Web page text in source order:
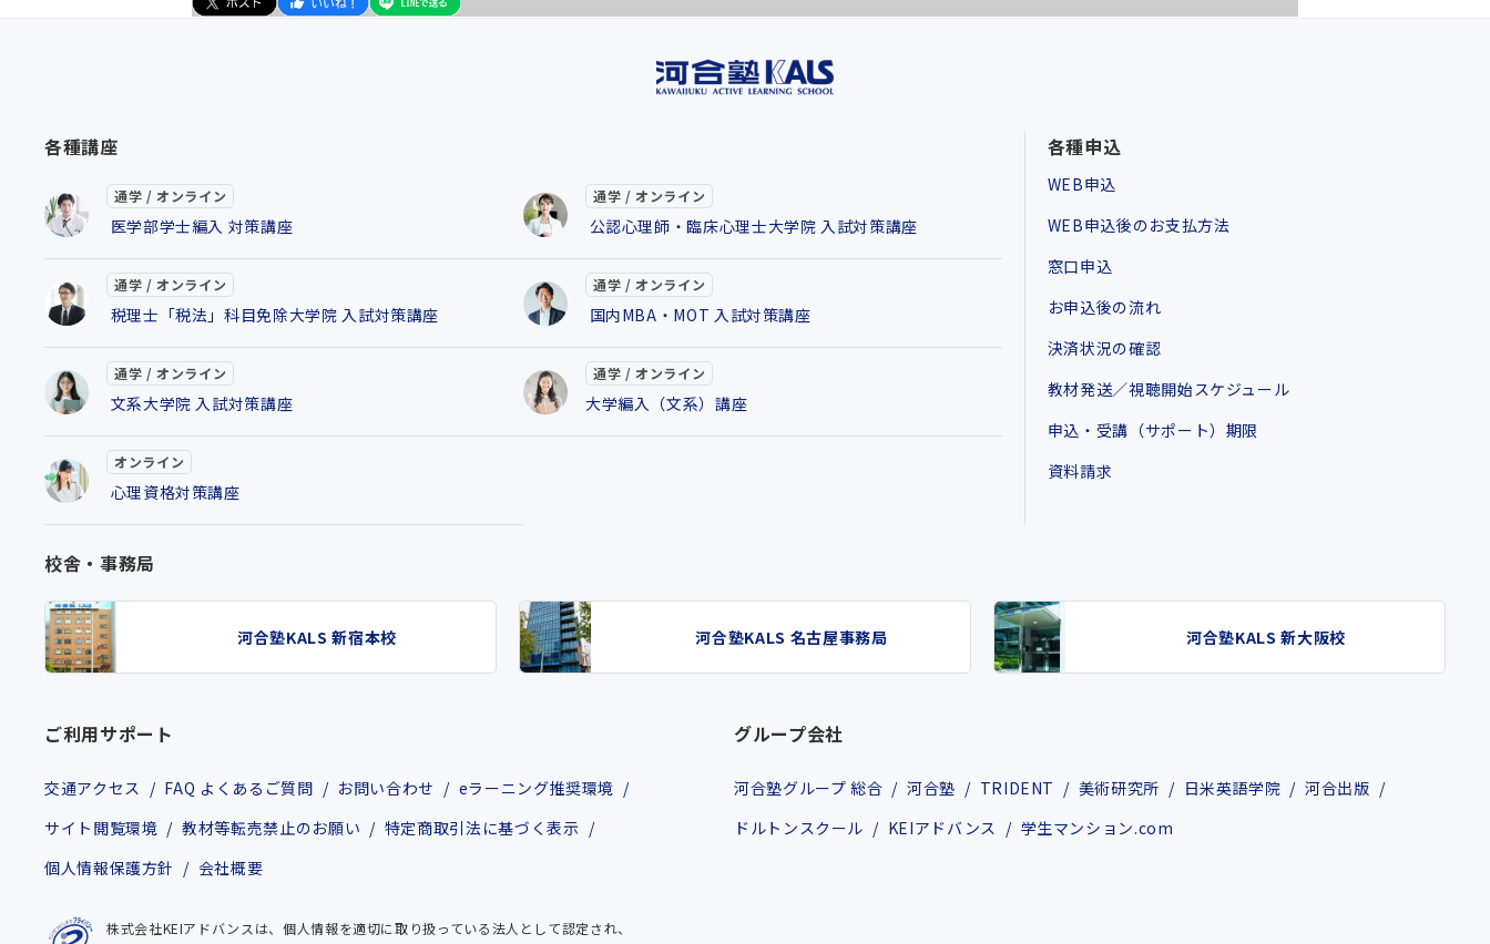
各種講座
通学 / オンライン
医学部学士編入 対策講座
通学 / オンライン
公認心理師・臨床心理士大学院 入試対策講座
通学 / オンライン
税理士「税法」科目免除大学院 入試対策講座
通学 / オンライン
国内MBA・MOT 入試対策講座
通学 / オンライン
文系大学院 入試対策講座
通学 / オンライン
大学編入（文系）講座
オンライン
心理資格対策講座
各種申込
WEB申込
WEB申込後のお支払方法
窓口申込
お申込後の流れ
決済状況の確認
教材発送／視聴開始スケジュール
申込・受講（サポート）期限
資料請求
校舎・事務局
河合塾KALS 新宿本校 河合塾KALS 名古屋事務局 河合塾KALS 新大阪校
ご利用サポート
交通アクセス FAQ よくあるご質問 お問い合わせ
eラーニング推奨環境
サイト閲覧環境
教材等転売禁止のお願い
特定商取引法に基づく表示
個人情報保護方針
会社概要
グループ会社
河合塾グループ 総合 河合塾 TRIDENT 美術研究所 日米英語学院
河合出版
ドルトンスクール
KEIアドバンス 学生マンション.com
株式会社KEIアドバンスは、個人情報を適切に取り扱っている法人として認定され、